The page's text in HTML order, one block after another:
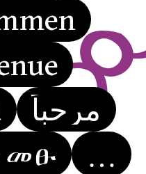
مرحباً
መፁ